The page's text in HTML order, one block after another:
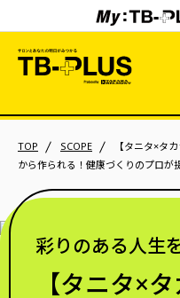
TOP SCOPE
【タニタ×タ
から作られる！健康づくりのプロが
彩りのある人生
【タニタ×